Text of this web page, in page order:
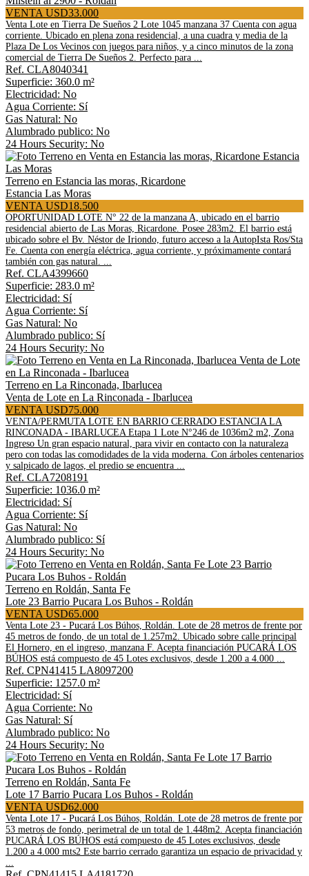
VENTA USD33.000
Venta Lote en Tierra De Sueños 2 Lote 1045 manzana 37 Cuenta con agua
corriente. Ubicado en plena zona residencial, a una cuadra y media de la
Plaza De Los Vecinos con juegos para niños, y a cinco minutos de la zona
comercial de Tierra De Sueños 2. Perfecto para ...
Ref. CLA8040341
Superficie: 360.0 m²
Electricidad: No
Agua Corriente: Sí
Gas Natural: No
Alumbrado publico: No
24 Hours Security: No
Terreno en Estancia las moras, Ricardone
Estancia Las Moras
VENTA USD18.500
OPORTUNIDAD LOTE N° 22 de la manzana A, ubicado en el barrio
residencial abierto de Las Moras, Ricardone. Posee 283m2. El barrio está
ubicado sobre el Bv. Néstor de Iriondo, futuro acceso a la AutopIsta Ros/Sta
Fe. Cuenta con energía eléctrica, agua corriente, y próximamente contará
también con gas natural. ...
Ref. CLA4399660
Superficie: 283.0 m²
Electricidad: Sí
Agua Corriente: Sí
Gas Natural: No
Alumbrado publico: Sí
24 Hours Security: No
Terreno en La Rinconada, Ibarlucea
Venta de Lote en La Rinconada - Ibarlucea
VENTA USD75.000
VENTA/PERMUTA LOTE EN BARRIO CERRADO ESTANCIA LA
RINCONADA - IBARLUCEA Etapa 1 Lote N°246 de 1036m2 m2, Zona
Ingreso Un gran espacio natural, para vivir en contacto con la naturaleza
pero con todas las comodidades de la vida moderna. Con árboles centenarios
y salpicado de lagos, el predio se encuentra ...
Ref. CLA7208191
Superficie: 1036.0 m²
Electricidad: Sí
Agua Corriente: Sí
Gas Natural: No
Alumbrado publico: Sí
24 Hours Security: No
Terreno en Roldán, Santa Fe
Lote 23 Barrio Pucara Los Buhos - Roldán
VENTA USD65.000
Venta Lote 23 - Pucará Los Búhos, Roldán. Lote de 28 metros de frente por
45 metros de fondo, de un total de 1.257m2. Ubicado sobre calle principal
El Hornero, en el ingreso, manzana F. Acepta financiación PUCARÁ LOS
BÚHOS está compuesto de 45 Lotes exclusivos, desde 1.200 a 4.000 ...
Ref. CPN41415 LA8097200
Superficie: 1257.0 m²
Electricidad: Sí
Agua Corriente: No
Gas Natural: Sí
Alumbrado publico: No
24 Hours Security: No
Terreno en Roldán, Santa Fe
Lote 17 Barrio Pucara Los Buhos - Roldán
VENTA USD62.000
Venta Lote 17 - Pucará Los Búhos, Roldán. Lote de 28 metros de frente por
53 metros de fondo, perimetral de un total de 1.448m2. Acepta financiación
PUCARÁ LOS BÚHOS está compuesto de 45 Lotes exclusivos, desde
1.200 a 4.000 mts2 Este barrio cerrado garantiza un espacio de privacidad y
...